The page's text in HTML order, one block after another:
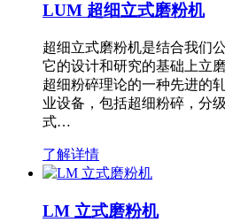
LUM 超细立式磨粉机
超细立式磨粉机是结合我们
它的设计和研究的基础上立
超细粉碎理论的一种先进的
业设备，包括超细粉碎，分
式…
了解详情
LM 立式磨粉机